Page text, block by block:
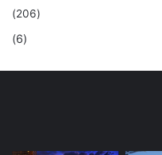
(206)
(6)